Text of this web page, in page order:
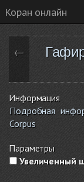
Коран онлайн
←
Информация
Подробная
Corpus
Параметры
Увеличенный